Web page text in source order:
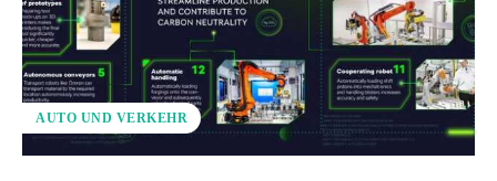
AUTO UND VERKEHR